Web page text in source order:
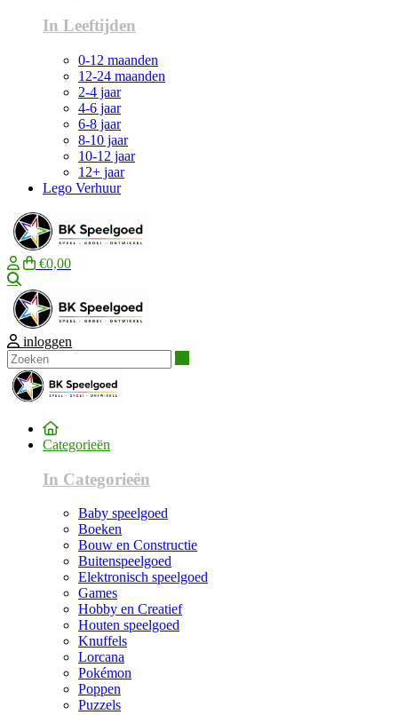
In Leeftijden
0-12 maanden
12-24 maanden
2-4 jaar
4-6 jaar
6-8 jaar
8-10 jaar
10-12 jaar
12+ jaar
Lego Verhuur
€0,00
inloggen
Categorieën
In Categorieën
Baby speelgoed
Boeken
Bouw en Constructie
Buitenspeelgoed
Elektronisch speelgoed
Games
Hobby en Creatief
Houten speelgoed
Knuffels
Lorcana
Pokémon
Poppen
Puzzels